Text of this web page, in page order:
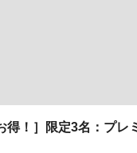
得！］限定3名：プレ